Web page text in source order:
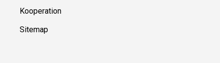
Kooperation
Sitemap